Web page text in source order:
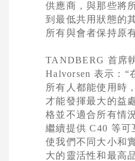
供應商，與那些將
到最低共用狀態的
所有與會者保持原
TANDBERG 首席
Halvorsen 表示： “
所有人都能使用時
才能發揮最大的益
格並不適合所有情
繼續提供 C40 等可
使我們不同大小和
大的靈活性和最高